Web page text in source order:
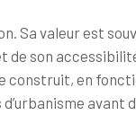
Sa valeur est
de son
construit, en
avant